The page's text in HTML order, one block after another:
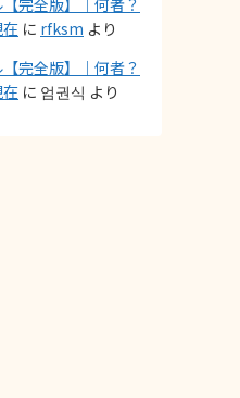
完全版】｜何者？
に rfksm より
完全版】｜何者？
に 엄권식 より